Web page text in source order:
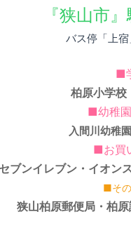
『狭山市』
バス停「上
■
柏原小学校
■幼稚
入間川幼稚園
■お買
ブンイレブン・ イオン
■そ
狭山柏原郵便局・ 柏